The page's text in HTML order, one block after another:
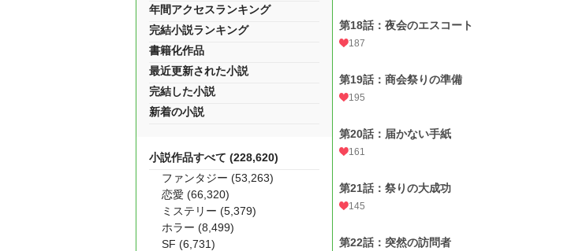
第18話：夜会のエスコート
187
第19話：商会祭りの準備
195
第20話：届かない手紙
161
第21話：祭りの大成功
145
第22話：突然の訪問者
年間アクセスランキング
完結小説ランキング
書籍化作品
最近更新された小説
完結した小説
新着の小説
小説作品すべて (228,620)
ファンタジー (53,263)
恋愛 (66,320)
ミステリー (5,379)
ホラー (8,499)
SF (6,731)